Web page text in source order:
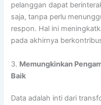
pelanggan dapat
saja, tanpa perlu
respon. Hal ini
pada akhirnya
3. Memungkinkan
Baik
Data adalah inti dari